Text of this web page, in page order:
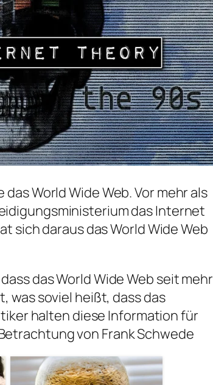
World Wide Web. Vor mehr als
das Internet
sich daraus das World Wide Web
das World Wide Web seit mehr
was soviel heißt, dass das
halten diese Information für
von Frank Schwede